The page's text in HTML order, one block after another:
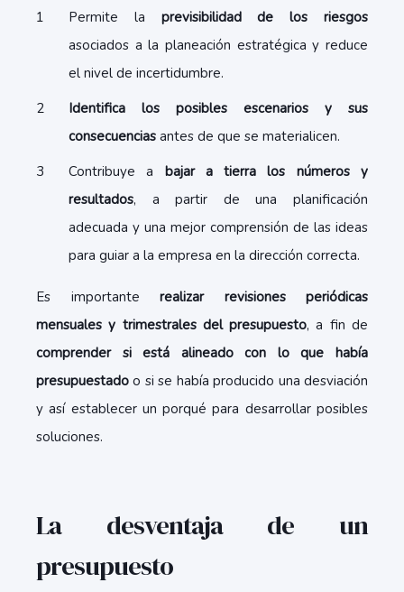
Permite la previsibilidad de los riesgos
asociados a la planeación estratégica y reduce
el nivel de incertidumbre.
Identifica los posibles escenarios y sus
consecuencias antes de que se materialicen.
Contribuye a bajar a tierra los números y
resultados, a partir de una planificación
adecuada y una mejor comprensión de las ideas
para guiar a la empresa en la dirección correcta.
Es importante realizar revisiones periódicas
mensuales y trimestrales del presupuesto, a fin de
comprender si está alineado con lo que había
presupuestado o si se había producido una desviación
y así establecer un porqué para desarrollar posibles
soluciones.
La desventaja de un
presupuesto